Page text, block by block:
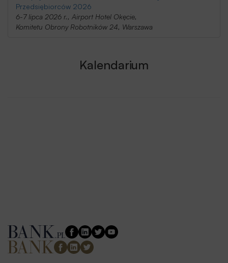
Przedsiębiorców 2026
6-7 lipca 2026 r., Airport Hotel Okęcie,
Komitetu Obrony Robotników 24, Warszawa
Kalendarium